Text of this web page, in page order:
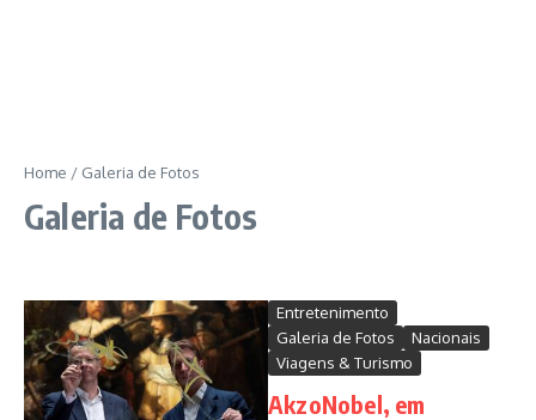
Home / Galeria de Fotos
Galeria de Fotos
Entretenimento
Galeria de Fotos
Nacionais
Viagens & Turismo
AkzoNobel, em